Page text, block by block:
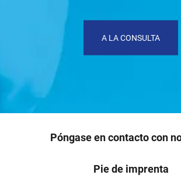
A LA CONSULTA
Póngase en contacto con
Pie de imprenta